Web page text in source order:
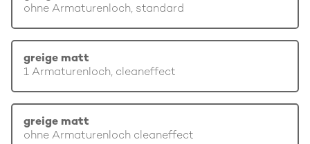
ohne Armaturenloch, standard
greige matt
1 Armaturenloch, cleaneffect
greige matt
ohne Armaturenloch cleaneffect